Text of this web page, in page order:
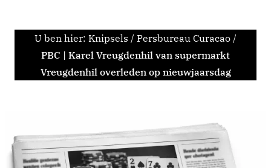
U ben hier: Knipsels / Persbureau Curacao /
PBC | Karel Vreugdenhil van supermarkt
Vreugdenhil overleden op nieuwjaarsdag